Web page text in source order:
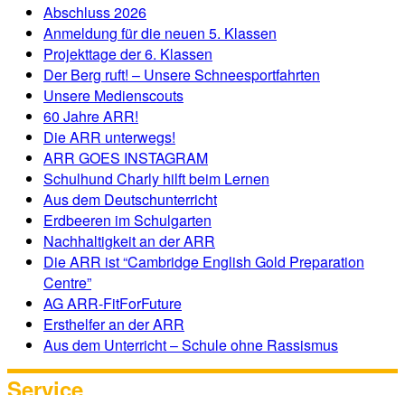
Abschluss 2026
Anmeldung für die neuen 5. Klassen
Projekttage der 6. Klassen
Der Berg ruft! – Unsere Schneesportfahrten
Unsere Medienscouts
60 Jahre ARR!
Die ARR unterwegs!
ARR GOES INSTAGRAM
Schulhund Charly hilft beim Lernen
Aus dem Deutschunterricht
Erdbeeren im Schulgarten
Nachhaltigkeit an der ARR
Die ARR ist “Cambridge English Gold Preparation
Centre”
AG ARR-FitForFuture
Ersthelfer an der ARR
Aus dem Unterricht – Schule ohne Rassismus
Service